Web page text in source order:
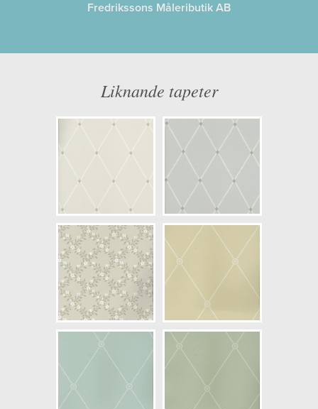
Information
Längd x Bredd: 10,05 x 0,53
Artikelnummer: 3282
NCS Bottenkulör: S5005-B80G
Struktur: Slät
Cirkapris: 699,00 kr
(Kontakta din färghandlare för
exakt pris.)
Fredrikssons Måleributik AB
Liknande tapeter